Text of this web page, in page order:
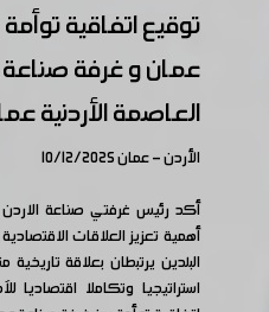
توقيع اتفاقية
عمان و غرفة
العاصمة الأردنية
الأردن - عمان 10/12/2025
أكد رئيس غرفتي صناعة
أهمية تعزيز العلاقات
البلدين يرتبطان بعلاقة
استراتيجيا وتكاملا اقتصاديا